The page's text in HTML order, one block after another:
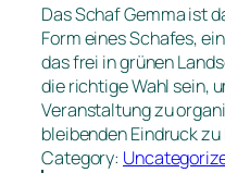
Das Schaf Gemma ist
Form eines Schafes,
das frei in grünen
die richtige Wahl sein,
Veranstaltung zu
bleibenden Eindruck
Category: